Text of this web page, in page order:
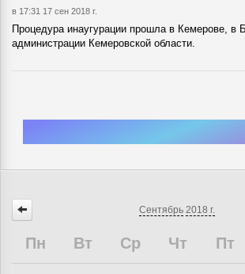
в 17:31 17 сен 2018 г.
Процедура инаугурации прошла в Кемерове, в
администрации Кемеровской области.
Сентябрь 2018 г.
Пн Вт Ср Чт Пт